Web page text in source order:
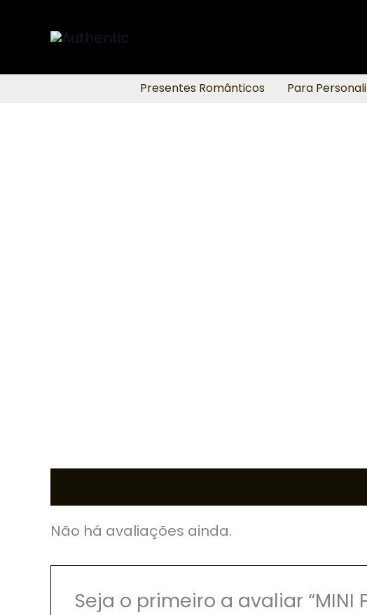
conteúdo
Presentes Românticos Para
Não há avaliações ainda.
Seja o primeiro a avaliar “MINI